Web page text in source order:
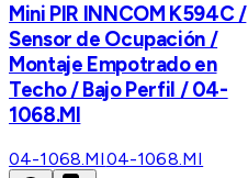
Mini PIR INNCOM K594C /
Sensor de Ocupación /
Montaje Empotrado en
Techo / Bajo Perfil / 04-
1068.MI
04-1068.MI04-1068.MI